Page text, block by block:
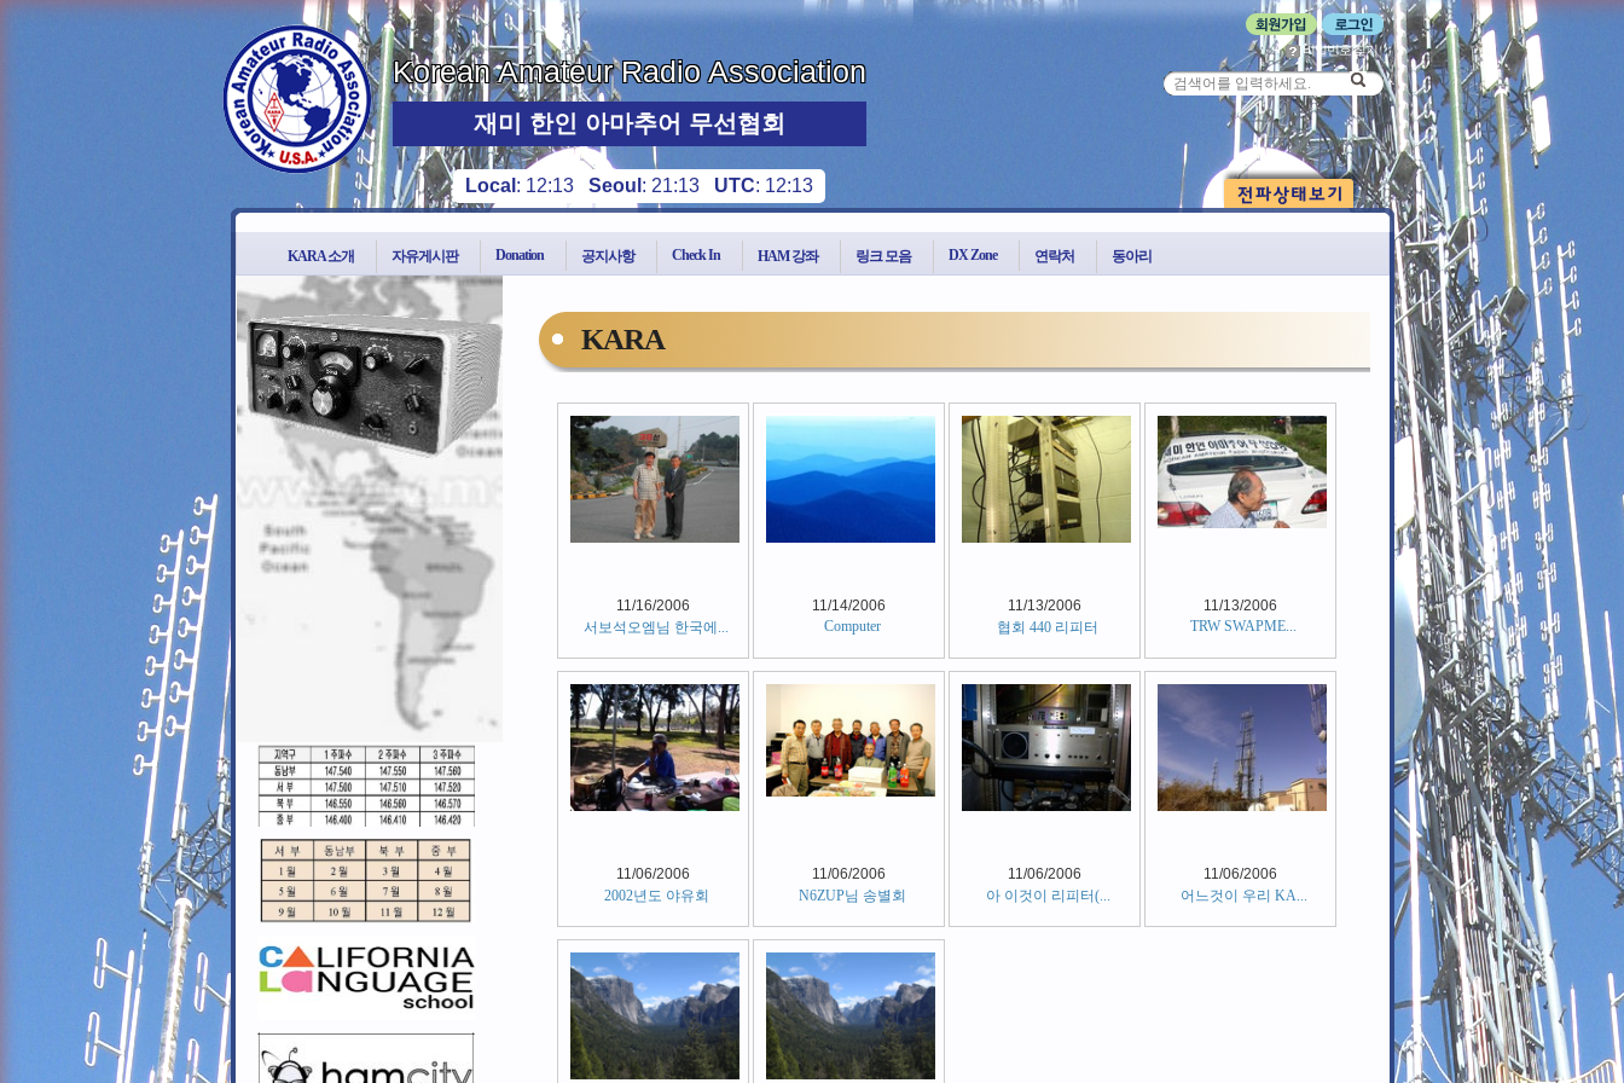
Korean Amateur Radio Association
재미 한인 아마추어 무선협회
Local : 12:13 Seoul : 21:13 UTC: 12:13
비밀번호 찾기
KARA 소개 자유게시판 Donation 공지사항 Check In HAM 강좌 링크 모음 DX Zone 연락처 동아리
KARA
11/16/2006
서보석오엠님 한국에...
11/14/2006
Computer
11/13/2006
협회 440 리피터
11/13/2006
TRW SWAPME...
11/06/2006
2002년도 야유회
11/06/2006
N6ZUP님 송별회
11/06/2006
아 이것이 리피터(...
11/06/2006
어느것이 우리 KA...